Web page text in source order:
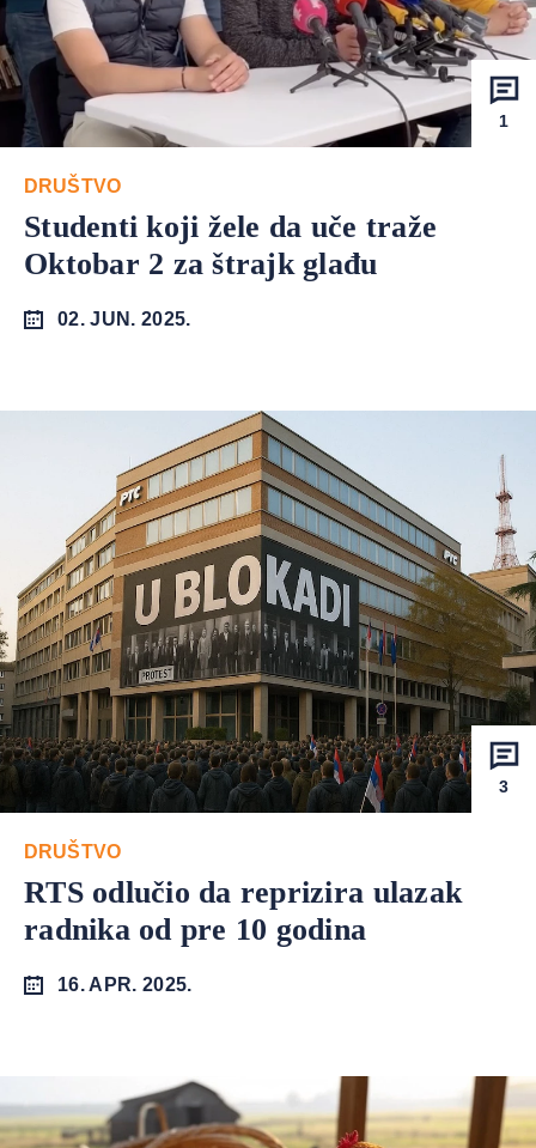
1
DRUŠTVO
Studenti koji žele da uče traže
Oktobar 2 za štrajk glađu
02. JUN. 2025.
3
DRUŠTVO
RTS odlučio da reprizira ulazak
radnika od pre 10 godina
16. APR. 2025.